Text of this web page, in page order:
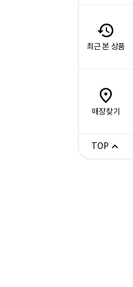
최근 본 상품
매장찾기
TOP